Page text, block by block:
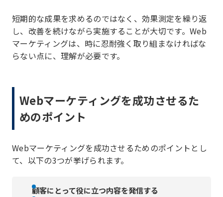
短期的な成果を求めるのではなく、効果測定を繰り返
し、改善を続けながら実施することが大切です。Web
マーケティングは、時に忍耐強く取り組まなければな
らない点に、理解が必要です。
Webマーケティングを成功させるた
めのポイント
Webマーケティングを成功させるためのポイントとし
て、以下の3つが挙げられます。
顧客にとって役に立つ内容を発信する